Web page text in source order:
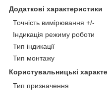
Додаткові характеристики
Точність вимірювання +/-
Індикація режиму роботи
Тип індикації
Тип монтажу
Користувальницькі
Тип призначення